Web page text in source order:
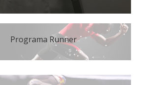
Programa Runner